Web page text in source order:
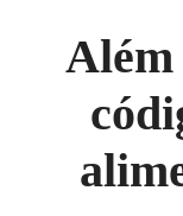
Além